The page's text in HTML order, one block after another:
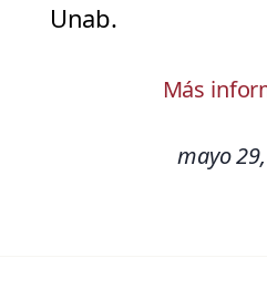
Unab.
Más
mayo